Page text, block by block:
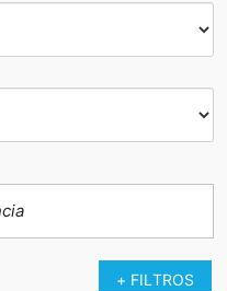
+ FILTROS